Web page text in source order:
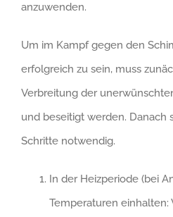
anzuwenden.
Um im Kampf gegen den
erfolgreich zu sein, muss
Verbreitung der
und beseitigt werden. Danach
Schritte notwendig.
In der Heizperiode (bei
Temperaturen